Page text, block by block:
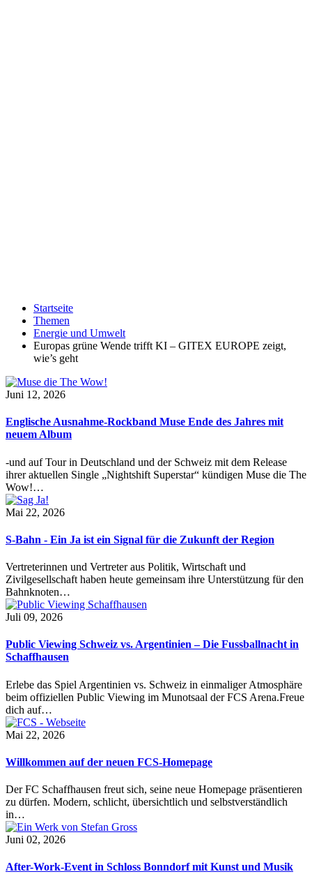
Startseite
Themen
Energie und Umwelt
Europas grüne Wende trifft KI – GITEX EUROPE zeigt,
wie’s geht
Juni 12, 2026
Englische Ausnahme-Rockband Muse Ende des Jahres mit
neuem Album
-und auf Tour in Deutschland und der Schweiz mit dem Release
ihrer aktuellen Single „Nightshift Superstar“ kündigen Muse die The
Wow!…
Mai 22, 2026
S-Bahn - Ein Ja ist ein Signal für die Zukunft der Region
Vertreterinnen und Vertreter aus Politik, Wirtschaft und
Zivilgesellschaft haben heute gemeinsam ihre Unterstützung für den
Bahnknoten…
Juli 09, 2026
Public Viewing Schweiz vs. Argentinien – Die Fussballnacht in
Schaffhausen
Erlebe das Spiel Argentinien vs. Schweiz in einmaliger Atmosphäre
beim offiziellen Public Viewing im Munotsaal der FCS Arena.Freue
dich auf…
Mai 22, 2026
Willkommen auf der neuen FCS-Homepage
Der FC Schaffhausen freut sich, seine neue Homepage präsentieren
zu dürfen. Modern, schlicht, übersichtlich und selbstverständlich
in…
Juni 02, 2026
After-Work-Event in Schloss Bonndorf mit Kunst und Musik